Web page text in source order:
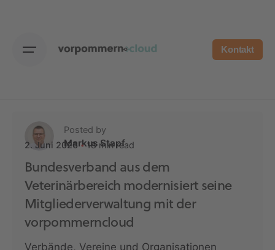
Kontakt
Posted by
Markus Stapf
2. Juni 2026 18 min read
Bundesverband aus dem
Veterinärbereich modernisiert seine
Mitgliederverwaltung mit der
vorpommerncloud
Verbände, Vereine und Organisationen